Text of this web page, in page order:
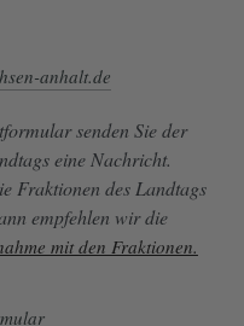
anhalt.de
senden Sie der
eine Nachricht.
Fraktionen des Landtags
empfehlen wir die
mit den Fraktionen.